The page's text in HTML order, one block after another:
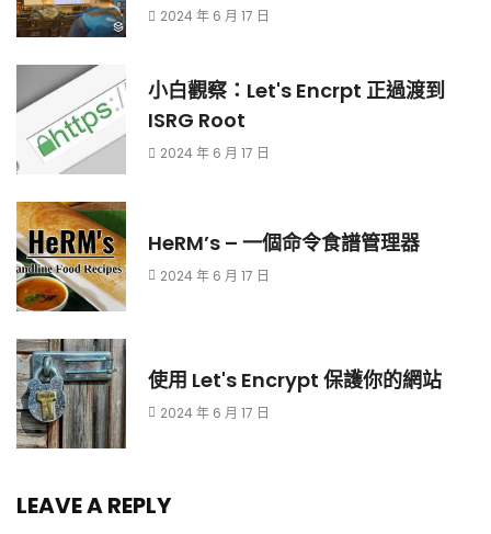
2024 年 6 月 17 日
小白觀察：Let's Encrpt 正過渡到
ISRG Root
2024 年 6 月 17 日
HeRM’s – 一個命令食譜管理器
2024 年 6 月 17 日
使用 Let's Encrypt 保護你的網站
2024 年 6 月 17 日
LEAVE A REPLY